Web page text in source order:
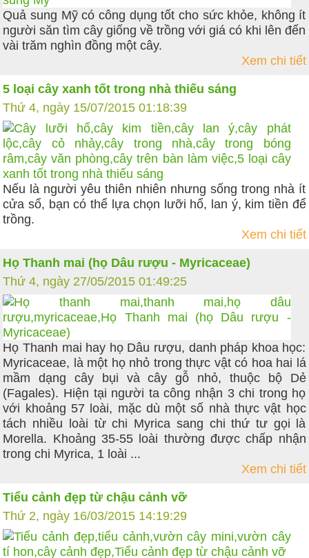
Quả sung Mỹ có công dụng tốt cho sức khỏe, không ít
người săn tìm cây giống về trồng với giá có khi lên đến
vài trăm nghìn đồng một cây.
Xem chi tiết
5 loại cây xanh tốt trong nhà thiếu sáng
Thứ 4, ngày 15/07/2015 01:18:39
Nếu là người yêu thiên nhiên nhưng sống trong nhà ít
cửa sổ, bạn có thể lựa chọn lưỡi hổ, lan ý, kim tiền để
trồng.
Xem chi tiết
Họ Thanh mai (họ Dâu rượu - Myricaceae)
Thứ 4, ngày 27/05/2015 01:49:25
Họ Thanh mai hay họ Dâu rượu, danh pháp khoa học:
Myricaceae, là một họ nhỏ trong thực vật có hoa hai lá
mầm dạng cây bụi và cây gỗ nhỏ, thuộc bộ Dẻ
(Fagales). Hiện tại người ta công nhận 3 chi trong họ
với khoảng 57 loài, mặc dù một số nhà thực vật học
tách nhiều loài từ chi Myrica sang chi thứ tư gọi là
Morella. Khoảng 35-55 loài thường được chấp nhận
trong chi Myrica, 1 loài ...
Xem chi tiết
Tiểu cảnh đẹp từ chậu cảnh vỡ
Thứ 2, ngày 16/03/2015 14:19:29